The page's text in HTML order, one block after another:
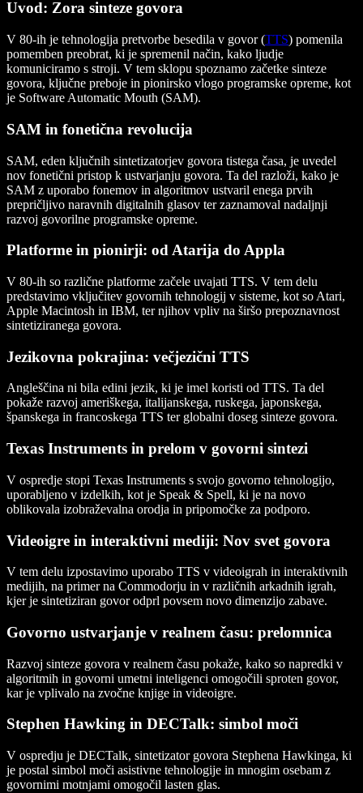
Uvod: Zora sinteze govora
V 80-ih je tehnologija pretvorbe besedila v govor (TTS) pomenila
pomemben preobrat, ki je spremenil način, kako ljudje
komuniciramo s stroji. V tem sklopu spoznamo začetke sinteze
govora, ključne preboje in pionirsko vlogo programske opreme, kot
je Software Automatic Mouth (SAM).
SAM in fonetična revolucija
SAM, eden ključnih sintetizatorjev govora tistega časa, je uvedel
nov fonetični pristop k ustvarjanju govora. Ta del razloži, kako je
SAM z uporabo fonemov in algoritmov ustvaril enega prvih
prepričljivo naravnih digitalnih glasov ter zaznamoval nadaljnji
razvoj govorilne programske opreme.
Platforme in pionirji: od Atarija do Appla
V 80-ih so različne platforme začele uvajati TTS. V tem delu
predstavimo vključitev govornih tehnologij v sisteme, kot so Atari,
Apple Macintosh in IBM, ter njihov vpliv na širšo prepoznavnost
sintetiziranega govora.
Jezikovna pokrajina: večjezični TTS
Angleščina ni bila edini jezik, ki je imel koristi od TTS. Ta del
pokaže razvoj ameriškega, italijanskega, ruskega, japonskega,
španskega in francoskega TTS ter globalni doseg sinteze govora.
Texas Instruments in prelom v govorni sintezi
V ospredje stopi Texas Instruments s svojo govorno tehnologijo,
uporabljeno v izdelkih, kot je Speak & Spell, ki je na novo
oblikovala izobraževalna orodja in pripomočke za podporo.
Videoigre in interaktivni mediji: Nov svet govora
V tem delu izpostavimo uporabo TTS v videoigrah in interaktivnih
medijih, na primer na Commodorju in v različnih arkadnih igrah,
kjer je sintetiziran govor odprl povsem novo dimenzijo zabave.
Govorno ustvarjanje v realnem času: prelomnica
Razvoj sinteze govora v realnem času pokaže, kako so napredki v
algoritmih in govorni umetni inteligenci omogočili sproten govor,
kar je vplivalo na zvočne knjige in videoigre.
Stephen Hawking in DECTalk: simbol moči
V ospredju je DECTalk, sintetizator govora Stephena Hawkinga, ki
je postal simbol moči asistivne tehnologije in mnogim osebam z
govornimi motnjami omogočil lasten glas.